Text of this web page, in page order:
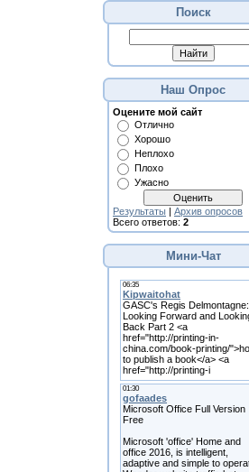
Поиск
Наш Опрос
Оцените мой сайт
Отлично
Хорошо
Неплохо
Плохо
Ужасно
Результаты | Архив опросов
Всего ответов: 2
Мини-Чат